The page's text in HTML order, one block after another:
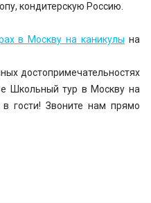
кондитерскую Россию.
в Москву на каникулы на
достопримечательностях
Школьный тур в Москву на
гости! Звоните нам прямо